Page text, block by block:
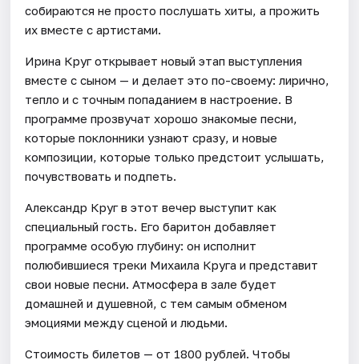
собираются не просто послушать хиты, а прожить
их вместе с артистами.
Ирина Круг открывает новый этап выступления
вместе с сыном — и делает это по-своему: лирично,
тепло и с точным попаданием в настроение. В
программе прозвучат хорошо знакомые песни,
которые поклонники узнают сразу, и новые
композиции, которые только предстоит услышать,
почувствовать и подпеть.
Александр Круг в этот вечер выступит как
специальный гость. Его баритон добавляет
программе особую глубину: он исполнит
полюбившиеся треки Михаила Круга и представит
свои новые песни. Атмосфера в зале будет
домашней и душевной, с тем самым обменом
эмоциями между сценой и людьми.
Стоимость билетов — от 1800 рублей. Чтобы